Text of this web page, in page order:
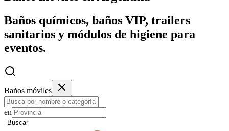
Baños químicos, baños VIP, trailers
sanitarios y módulos de higiene para
eventos.
Baños móviles
en
Buscar